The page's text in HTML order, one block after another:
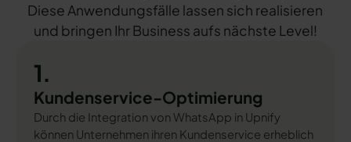
Diese Anwendungsfälle lassen sich realisieren
und bringen Ihr Business aufs nächste Level!
1.
Kundenservice-Optimierung
Durch die Integration von WhatsApp in Upnify
können Unternehmen ihren Kundenservice erheblich